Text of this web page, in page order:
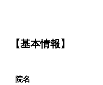
【基本情報】
院名